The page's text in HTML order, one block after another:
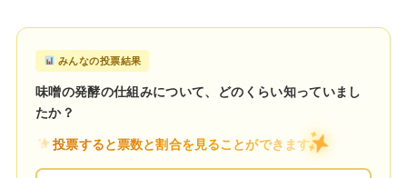
みんなの投票結果
味噌の発酵の仕組みについて、どのくらい知っていまし
たか？
投票すると票数と割合を見ることができます